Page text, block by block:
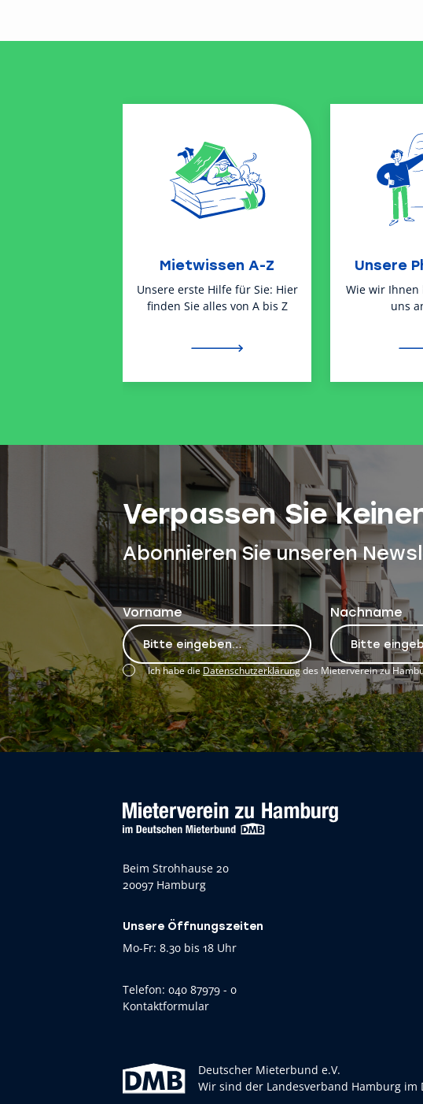
Mietwissen A-Z
Unsere erste Hilfe für Sie: Hier
finden Sie alles von A bis Z
Unsere
Wie wir Ihnen
uns
Verpassen Sie
Abonnieren Sie unseren
Vorname Nachname
Ich habe dieDatenschutzerklärungdes Mieterverein zu
Beim Strohhause 20
20097 Hamburg
Unsere Öffnungszeiten
Mo-Fr: 8.30 bis 18 Uhr
Telefon: 040 87979 - 0
Kontaktformular
Deutscher Mieterbund e.V.
Wir sind der Landesverband Hamburg im